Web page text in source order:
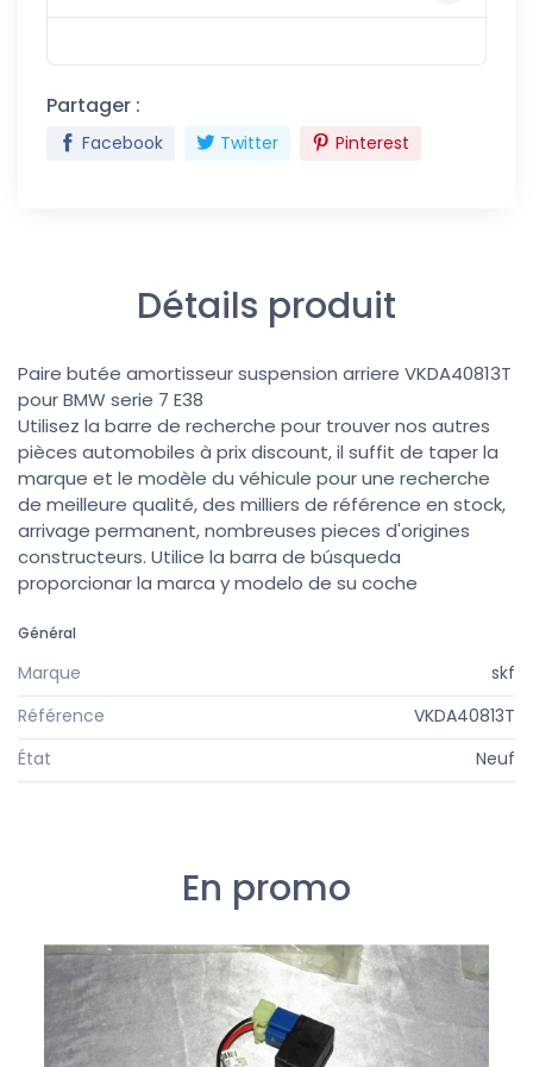
Partager :
Facebook Twitter Pinterest
Détails produit
Paire butée amortisseur suspension arriere VKDA40813T
pour BMW serie 7 E38
Utilisez la barre de recherche pour trouver nos autres
pièces automobiles à prix discount, il suffit de taper la
marque et le modèle du véhicule pour une recherche
de meilleure qualité, des milliers de référence en stock,
arrivage permanent, nombreuses pieces d'origines
constructeurs. Utilice la barra de búsqueda
proporcionar la marca y modelo de su coche
Général
Marque
skf
Référence
VKDA40813T
État
Neuf
En promo